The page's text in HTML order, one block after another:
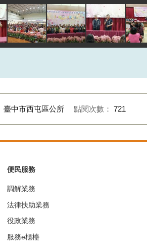
臺中市西屯區公所 點閱次數： 721
便民服務
調解業務
法律扶助業務
役政業務
服務e櫃檯